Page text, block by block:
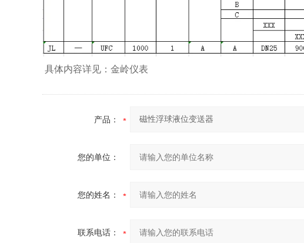
具体内容详见：金岭仪表
产品：
您的单位：
您的姓名：
联系电话：